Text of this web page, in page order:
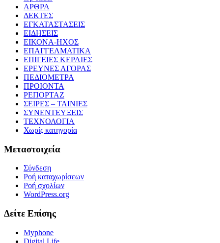
ΑΡΘΡΑ
ΔΕΚΤΕΣ
ΕΓΚΑΤΑΣΤΑΣΕΙΣ
ΕΙΔΗΣΕΙΣ
ΕΙΚΟΝΑ-ΗΧΟΣ
ΕΠΑΓΓΕΛΜΑΤΙΚΑ
ΕΠΙΓΕΙΕΣ ΚΕΡΑΙΕΣ
ΕΡΕΥΝΕΣ ΑΓΟΡΑΣ
ΠΕΔΙΟΜΕΤΡΑ
ΠΡΟΙΟΝΤΑ
ΡΕΠΟΡΤΑΖ
ΣΕΙΡΕΣ – ΤΑΙΝΙΕΣ
ΣΥΝΕΝΤΕΥΞΕΙΣ
ΤΕΧΝΟΛΟΓΙΑ
Χωρίς κατηγορία
Μεταστοιχεία
Σύνδεση
Ροή καταχωρίσεων
Ροή σχολίων
WordPress.org
Δείτε Επίσης
Myphone
Digital Life